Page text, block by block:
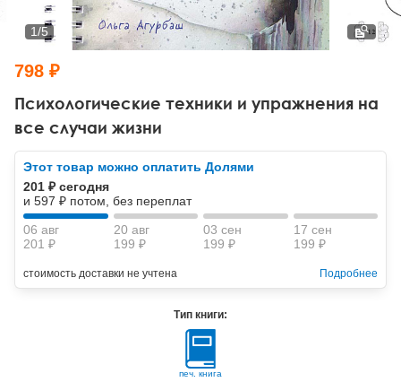
Тревожные расстройства, панические атаки
Психодрама
Другие направления психотерапии
Классический, эриксоновский гипноз и НЛП
НЛП
Психология труда и эргономика
Социальная психология
Социальная и организационная психология
Классический и юнгианский психоанализ
Психологические техники и упражнения на
все случаи жизни
1/5
798 ₽
Этот товар можно оплатить Долями
201 ₽ сегодня
и 597 ₽ потом, без переплат
06 авг
201 ₽
20 авг
199 ₽
03 сен
199 ₽
17 сен
199 ₽
стоимость доставки не учтена Подробнее
Тип книги:
печ. книга